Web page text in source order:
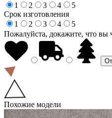
1
2 3 4
5
Срок изготовления
1
2 3 4
5
Пожалуйста, докажите, что вы
Похожие модели